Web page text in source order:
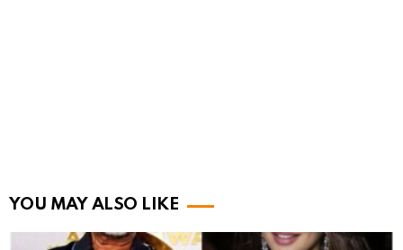
YOU MAY ALSO LIKE